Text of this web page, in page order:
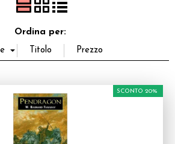
Ordina per:
SCONTO 20%